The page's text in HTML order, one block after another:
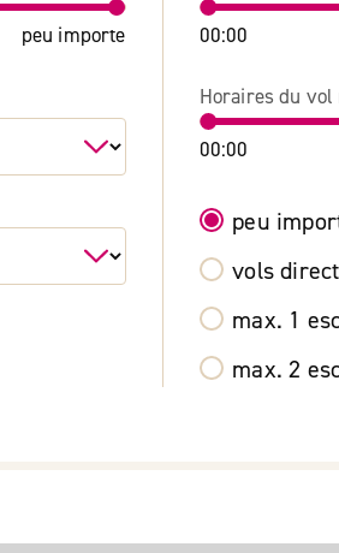
peu importe 00:00
Horaires du
00:00
peu
vols
max. 1
max. 2